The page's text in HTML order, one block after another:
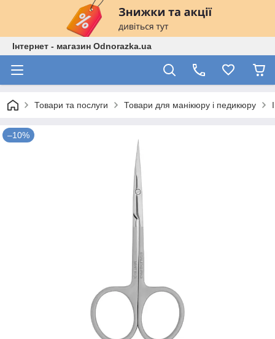
Інтернет - магазин Odnorazka.ua
Товари та послуги Товари для манікюру і педикюру
–10%